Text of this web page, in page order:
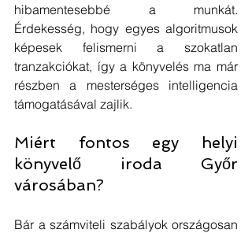
hibamentesebbé a munkát.
Érdekesség, hogy egyes algoritmusok
képesek felismerni a szokatlan
tranzakciókat, így a könyvelés ma már
részben a mesterséges intelligencia
támogatásával zajlik.
Miért fontos egy helyi
könyvelő iroda Győr
városában?
Bár a számviteli szabályok országosan